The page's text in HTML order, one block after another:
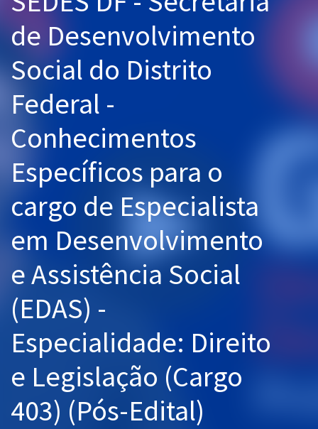
Cursos 20% OFF
Pós
Graduação
OAB
Mentorias
Questões grátis
Aprovados
de Desenvolvimento
Social do Distrito
Federal -
Conhecimentos
Específicos para o
cargo de Especialista
em Desenvolvimento
e Assistência Social
(EDAS) -
Especialidade: Direito
e Legislação (Cargo
403) (Pós-Edital)